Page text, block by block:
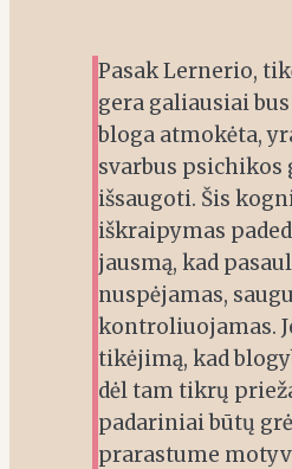
Pasak Lernerio,
gera galiausiai
bloga atmokėta,
svarbus psichikos
išsaugoti. Šis
iškraipymas
jausmą, kad
nuspėjamas,
kontroliuojamas.
tikėjimą, kad
dėl tam tikrų
padariniai būtų
prarastume